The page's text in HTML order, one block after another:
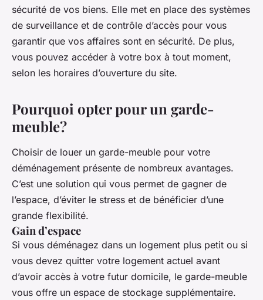
sécurité de vos biens. Elle met en place des systèmes
de surveillance et de contrôle d’accès pour vous
garantir que vos affaires sont en sécurité. De plus,
vous pouvez accéder à votre box à tout moment,
selon les horaires d’ouverture du site.
Pourquoi opter pour un garde-
meuble?
Choisir de louer un garde-meuble pour votre
déménagement présente de nombreux avantages.
C’est une solution qui vous permet de gagner de
l’espace, d’éviter le stress et de bénéficier d’une
grande flexibilité.
Gain d’espace
Si vous déménagez dans un logement plus petit ou si
vous devez quitter votre logement actuel avant
d’avoir accès à votre futur domicile, le garde-meuble
vous offre un espace de stockage supplémentaire.